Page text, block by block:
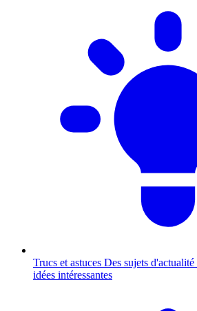
Trucs et astuces Des sujets d'actualité
idées intéressantes